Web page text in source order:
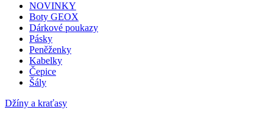
NOVINKY
Boty GEOX
Dárkové poukazy
Pásky
Peněženky
Kabelky
Čepice
Šály
Džíny a kraťasy